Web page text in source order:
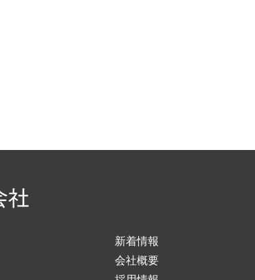
新着情報
会社概要